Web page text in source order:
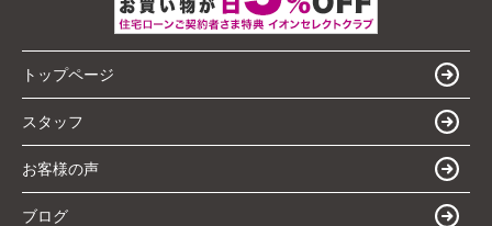
トップページ
スタッフ
お客様の声
ブログ